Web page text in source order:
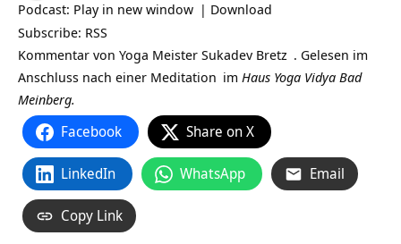
Podcast: Play in new window | Download
Subscribe: RSS
Kommentar von Yoga Meister Sukadev Bretz . Gelesen im
Anschluss nach einer Meditation im Haus Yoga Vidya Bad
Meinberg.
Facebook Share on X
LinkedIn WhatsApp Email
Copy Link